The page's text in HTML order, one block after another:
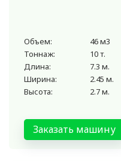
Объем:
46 м3
Тоннаж:
10 т.
Длина:
7.3 м.
Ширина:
2.45 м.
Высота:
2.7 м.
Заказать машину